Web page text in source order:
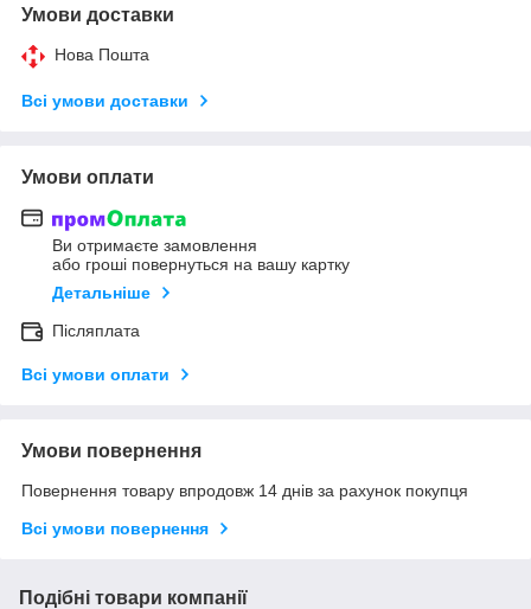
Умови доставки
Нова Пошта
Всі умови доставки
Умови оплати
Ви отримаєте замовлення
або гроші повернуться на вашу картку
Детальніше
Післяплата
Всі умови оплати
Умови повернення
Повернення товару впродовж 14 днів за рахунок покупця
Всі умови повернення
Подібні товари компанії